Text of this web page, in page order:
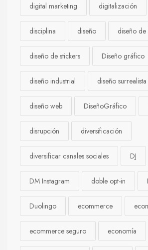
digital marketing digitalización
disciplina diseño diseño
diseño de stickers Diseño gráfico
diseño industrial diseño surrealista
diseño web DiseñoGráfico
disrupción diversificación
diversificar canales sociales DJ
DM Instagram doble opt-in
Duolingo ecommerce
ecommerce seguro economía